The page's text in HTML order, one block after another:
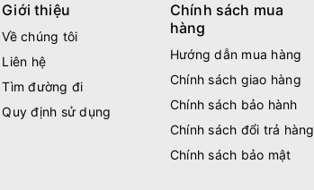
Giới thiệu
Về chúng tôi
Liên hệ
Tìm đường đi
Quy định sử dụng
Chính sách mua
hàng
Hướng dẫn mua hàng
Chính sách giao hàng
Chính sách bảo hành
Chính sách đổi trả hàng
Chính sách bảo mật